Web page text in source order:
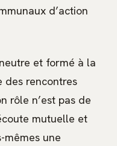
d’action
et formé à la
des rencontres
rôle n’est pas de
mutuelle et
mêmes une